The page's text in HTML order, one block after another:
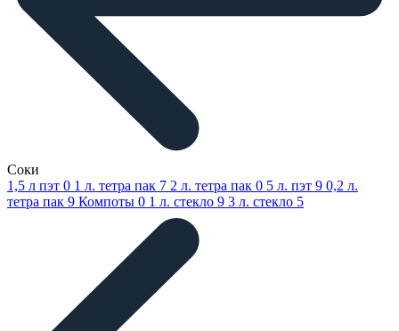
Соки
1,5 л пэт 0 1 л. тетра пак 7 2 л. тетра пак 0 5 л. пэт 9 0,2 л.
тетра пак 9 Компоты 0 1 л. стекло 9 3 л. стекло 5